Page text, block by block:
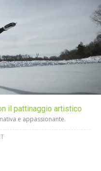
il pattinaggio artistico
e appassionante.